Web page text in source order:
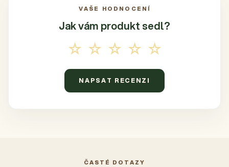
VAŠE HODNOCENÍ
Jak vám produkt sedl?
☆☆☆☆☆
NAPSAT RECENZI
ČASTÉ DOTAZY